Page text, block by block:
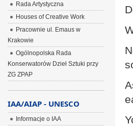
Rada Artystyczna
Houses of Creative Work
Pracownie ul. Emaus w
Krakowie
Ogólnopolska Rada
Konserwatorów Dzieł Sztuki przy
ZG ZPAP
IAA/AIAP - UNESCO
Informacje o IAA